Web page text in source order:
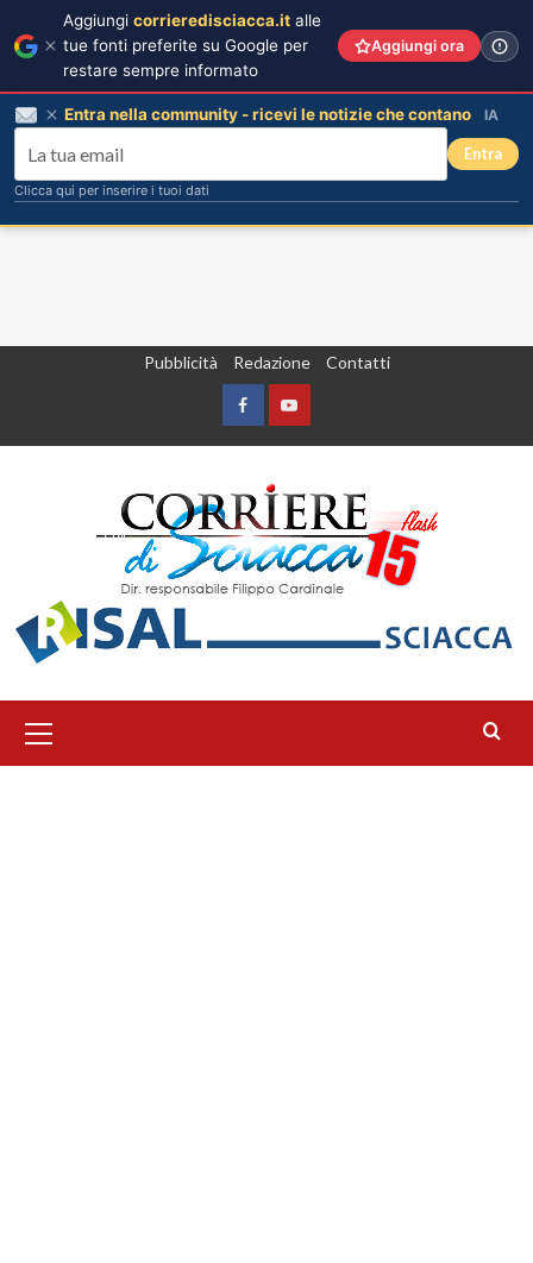
Pubblicità Redazione Contatti
FacebookYountube
principale
Aggiungi corrieredisciacca.it alle
tue fonti preferite su Google per
restare sempre informato
Aggiungi ora
Entra nella community - ricevi le notizie che contano IA
Entra
Clicca qui per inserire i tuoi dati